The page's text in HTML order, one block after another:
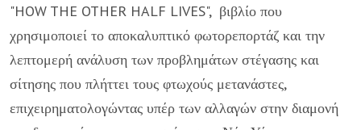
"HOW THE OTHER HALF LIVES", βιβλίο που
χρησιμοποιεί το αποκαλυπτικό φωτορεπορτάζ και την
λεπτομερή ανάλυση των προβλημάτων στέγασης και
σίτησης που πλήττει τους φτωχούς μετανάστες,
επιχειρηματολογώντας υπέρ των αλλαγών στην διαμονή